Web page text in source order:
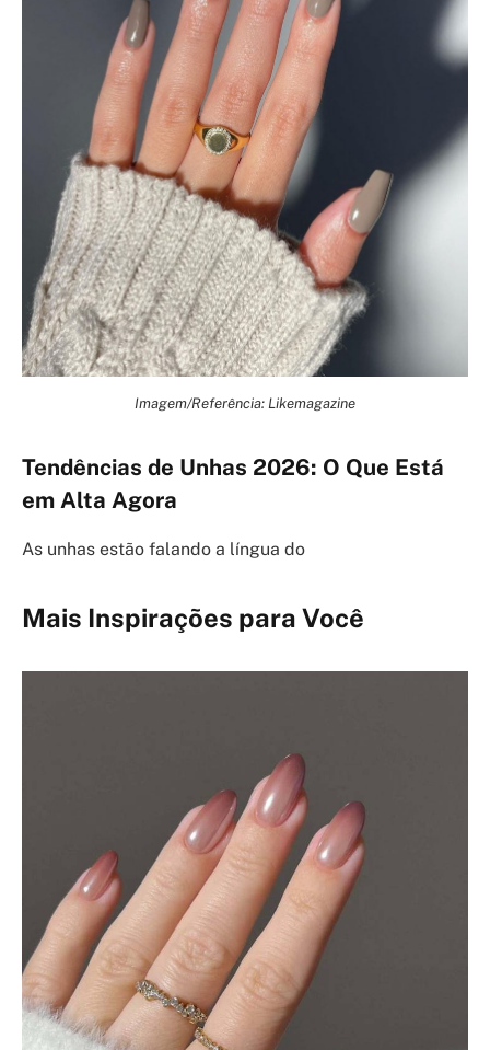
Imagem/Referência: Likemagazine
Tendências de Unhas 2026: O Que Está
em Alta Agora
As unhas estão falando a língua do
Mais Inspirações para Você